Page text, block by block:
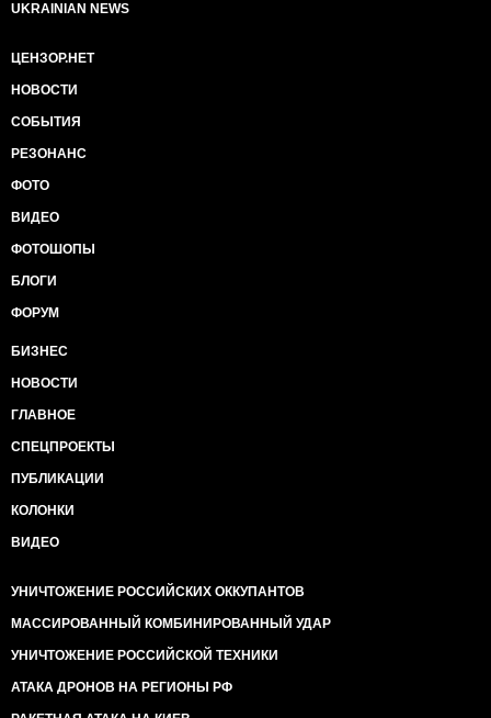
UKRAINIAN NEWS
ЦЕНЗОР.НЕТ
НОВОСТИ
СОБЫТИЯ
РЕЗОНАНС
ФОТО
ВИДЕО
ФОТОШОПЫ
БЛОГИ
ФОРУМ
БИЗНЕС
НОВОСТИ
ГЛАВНОЕ
СПЕЦПРОЕКТЫ
ПУБЛИКАЦИИ
КОЛОНКИ
ВИДЕО
УНИЧТОЖЕНИЕ РОССИЙСКИХ ОККУПАНТОВ
МАССИРОВАННЫЙ КОМБИНИРОВАННЫЙ УДАР
УНИЧТОЖЕНИЕ РОССИЙСКОЙ ТЕХНИКИ
АТАКА ДРОНОВ НА РЕГИОНЫ РФ